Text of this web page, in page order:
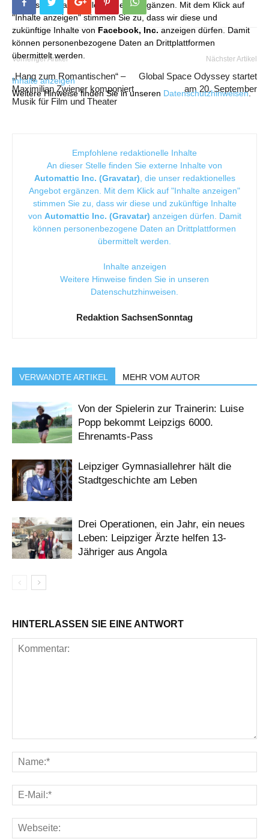
die unser redaktionelles Angebot ergänzen. Mit dem Klick auf
"Inhalte anzeigen" stimmen Sie zu, dass wir diese und
zukünftige Inhalte von Facebook, Inc. anzeigen dürfen. Damit
können personenbezogene Daten an Drittplattformen
übermittelt werden.
Inhalte anzeigen
Weitere Hinweise finden Sie in unseren Datenschutzhinweisen.
Vorheriger Artikel
„Hang zum Romantischen“ –
Maximilian Zwiener komponiert
Musik für Film und Theater
Nächster Artikel
Global Space Odyssey startet
am 20. September
Empfohlene redaktionelle Inhalte
An dieser Stelle finden Sie externe Inhalte von
Automattic Inc. (Gravatar) , die unser redaktionelles
Angebot ergänzen. Mit dem Klick auf "Inhalte anzeigen"
stimmen Sie zu, dass wir diese und zukünftige Inhalte
von Automattic Inc. (Gravatar) anzeigen dürfen. Damit
können personenbezogene Daten an Drittplattformen
übermittelt werden.
Inhalte anzeigen
Weitere Hinweise finden Sie in unseren
Datenschutzhinweisen
Redaktion SachsenSonntag
VERWANDTE ARTIKEL MEHR VOM AUTOR
Von der Spielerin zur Trainerin: Luise
Popp bekommt Leipzigs 6000.
Ehrenamts-Pass
Leipziger Gymnasiallehrer hält die
Stadtgeschichte am Leben
Drei Operationen, ein Jahr, ein neues
Leben: Leipziger Ärzte helfen 13-
Jähriger aus Angola
HINTERLASSEN SIE EINE ANTWORT